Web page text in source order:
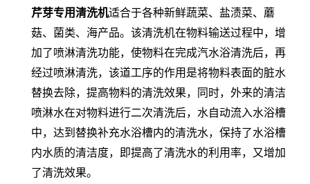
芹芽专用清洗机适合于各种新鲜蔬菜、盐渍菜、蘑
菇、菌类、海产品。该清洗机在物料输送过程中，增
加了喷淋清洗功能，使物料在完成汽水浴清洗后，再
经过喷淋清洗，该道工序的作用是将物料表面的脏水
替换去除，提高物料的清洗效果，同时，外来的清洁
喷淋水在对物料进行二次清洗后，水自动流入水浴槽
中，达到替换补充水浴槽内的清洗水，保持了水浴槽
内水质的清洁度，即提高了清洗水的利用率，又增加
了清洗效果。